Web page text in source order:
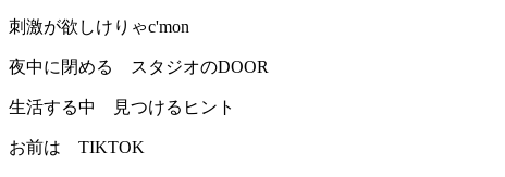
刺激が欲しけりゃc'mon
夜中に閉める スタジオのDOOR
生活する中 見つけるヒント
お前は TIKTOK